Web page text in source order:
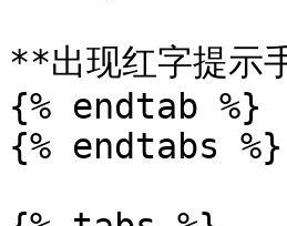
**出现红字提示
{% endtab %}
{% endtabs %}